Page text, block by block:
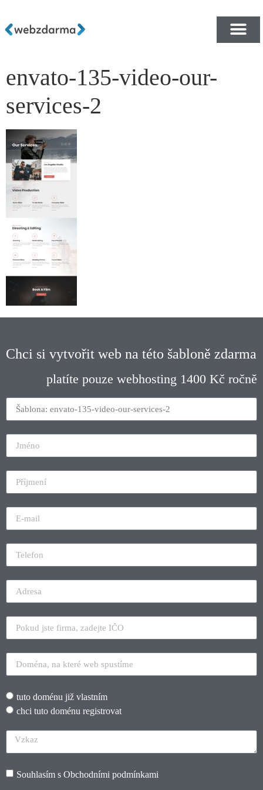
envato-135-video-our-
services-2
Chci si vytvořit web na této šabloně zdarma
platíte pouze webhosting 1400 Kč ročně
tuto doménu již vlastním
chci tuto doménu registrovat
Souhlasím s Obchodními podmínkami